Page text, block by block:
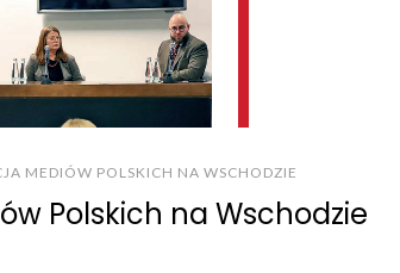
MEDIÓW POLSKICH NA WSCHODZIE
Polskich na Wschodzie